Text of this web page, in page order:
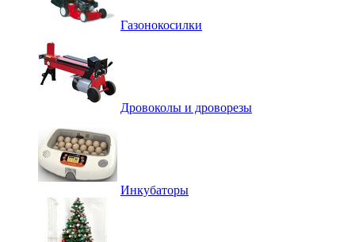
Газонокосилки
Дровоколы и дроворезы
Инкубаторы